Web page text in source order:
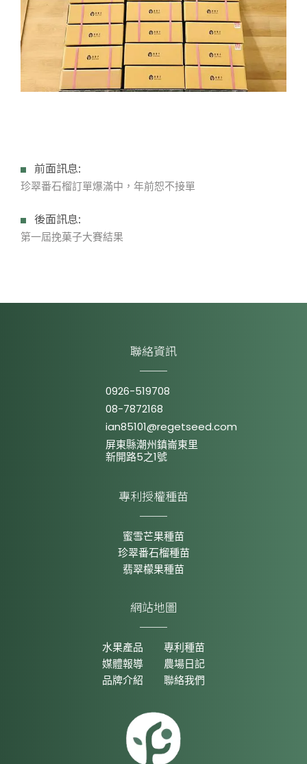
前面訊息:
珍翠番石榴訂單爆滿中，年前恕不接單
後面訊息:
第一屆挽菓子大賽結果
聯絡資訊
0926-519708
08-7872168
ian85101@regetseed.com
屏東縣潮州鎮崙東里
新開路5之1號
專利授權種苗
蜜雪芒果種苗
珍翠番石榴種苗
翡翠檬果種苗
網站地圖
水果產品
專利種苗
媒體報導
農場日記
品牌介紹
聯絡我們